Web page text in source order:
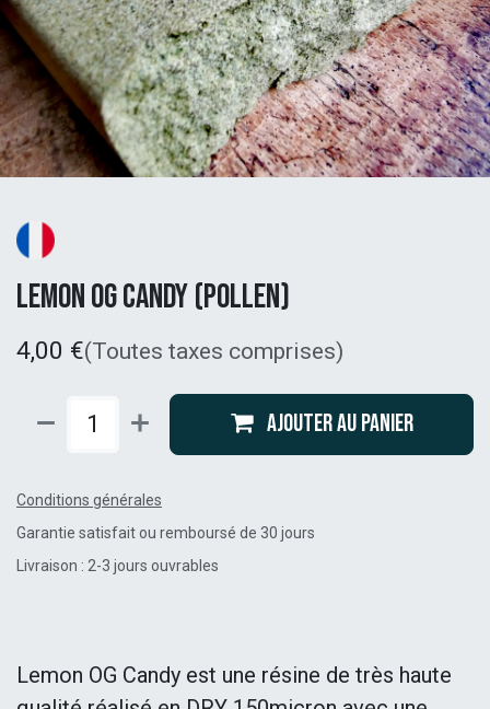
Lemon OG Candy (pollen)
4,00 €(Toutes taxes comprises)
Ajouter au panier
Conditions générales
Garantie satisfait ou remboursé de 30 jours
Livraison : 2-3 jours ouvrables
Lemon OG Candy est une résine de très haute